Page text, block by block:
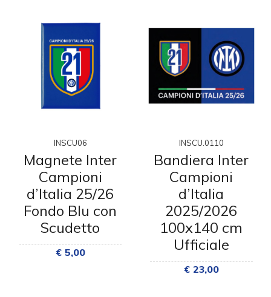
INSCU06
Magnete Inter
Campioni
d’Italia 25/26
Fondo Blu con
Scudetto
€ 5,00
INSCU.0110
Bandiera Inter
Campioni
d’Italia
2025/2026
100x140 cm
Ufficiale
€ 23,00